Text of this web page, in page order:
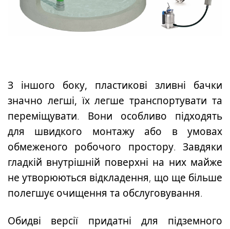
З іншого боку, пластикові зливні бачки
значно легші, їх легше транспортувати та
переміщувати. Вони особливо підходять
для швидкого монтажу або в умовах
обмеженого робочого простору. Завдяки
гладкій внутрішній поверхні на них майже
не утворюються відкладення, що ще більше
полегшує очищення та обслуговування.
Обидві версії придатні для підземного